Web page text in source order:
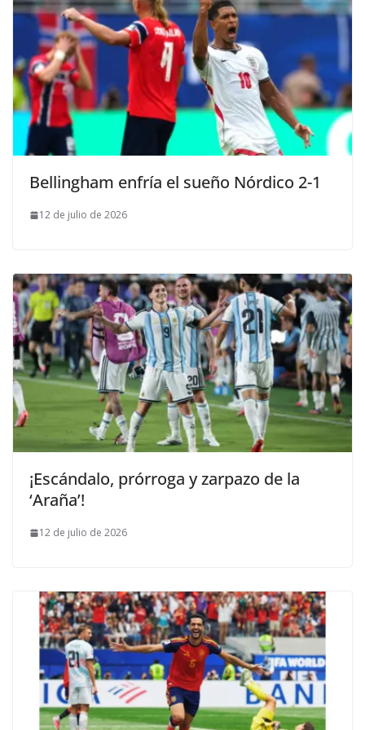
Bellingham enfría el sueño Nórdico 2-1
12 de julio de 2026
¡Escándalo, prórroga y zarpazo de la
‘Araña’!
12 de julio de 2026